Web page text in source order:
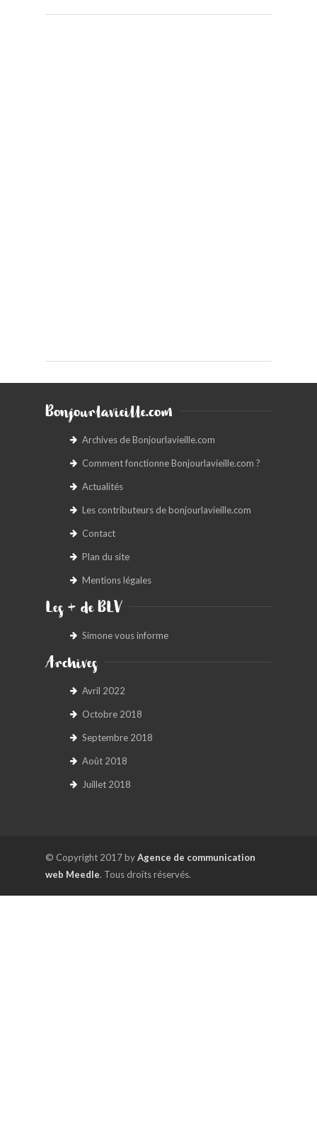
Bonjourlavieille.com
Archives de Bonjourlavieille.com
Comment fonctionne Bonjourlavieille.com ?
Actualités
Les contributeurs de bonjourlavieille.com
Contact
Plan du site
Mentions légales
Les + de BLV
Simone vous informe
Archives
Avril 2022
Octobre 2018
Septembre 2018
Août 2018
Juillet 2018
© Copyright 2017 byAgence de communication
web Meedle. Tous droits réservés.